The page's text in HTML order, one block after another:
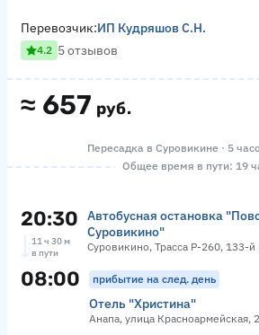
≈ 657 руб.
Перевозчик:ИП Кудряшов С.Н.
4.2 5 отзывов
Пересадка в Суровикине · 5
Общее время в пути: 19
20:30
Автобусная остановка
Суровикино"
Суровикино, Трасса Р-260, 133-й
11 ч 30 м
в пути
08:00 прибытие на след. день
Отель "Христина"
Анапа, улица Красноармейская,